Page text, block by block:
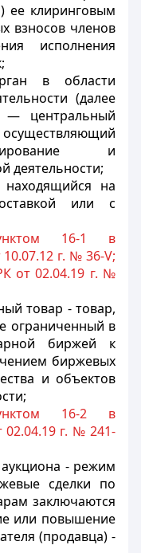
ее клиринговым
взносов членов
исполнения
в области
(далее
центральный
и
деятельности;
на
или с
16-1 в
10.07.12 г. № 36-V;
от 02.04.19 г. №
товар - товар,
ограниченный в
биржей к
биржевых
и объектов
16-2 в
02.04.19 г. № 241-
- режим
сделки по
заключаются
или повышение
(продавца) -